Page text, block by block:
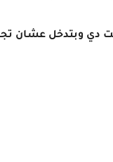
دي وبتدخل عشان